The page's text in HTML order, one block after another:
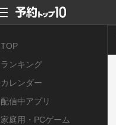
TOP
ランキング
カレンダー
配信中アプリ
家庭用・PCゲーム